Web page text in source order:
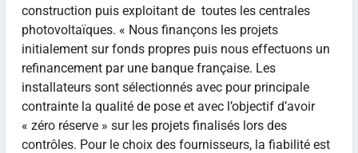
construction puis exploitant de toutes les centrales
photovoltaïques. « Nous finançons les projets
initialement sur fonds propres puis nous effectuons un
refinancement par une banque française. Les
installateurs sont sélectionnés avec pour principale
contrainte la qualité de pose et avec l’objectif d’avoir
« zéro réserve » sur les projets finalisés lors des
contrôles. Pour le choix des fournisseurs, la fiabilité est